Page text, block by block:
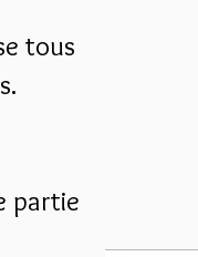
tous
partie